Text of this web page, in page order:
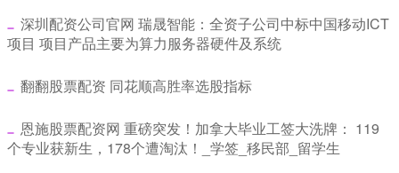
​深圳配资公司官网 瑞晟智能：全资子公司中标中国移动ICT
项目 项目产品主要为算力服务器硬件及系统
​翻翻股票配资 同花顺高胜率选股指标
​恩施股票配资网 重磅突发！加拿大毕业工签大洗牌： 119
个专业获新生，178个遭淘汰！_学签_移民部_留学生